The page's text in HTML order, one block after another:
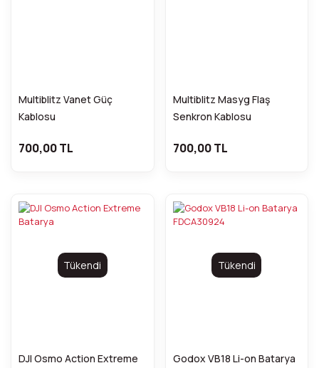
Multiblitz Vanet Güç
Kablosu
700,00 TL
Multiblitz Masyg Flaş
Senkron Kablosu
700,00 TL
Tükendi
DJI Osmo Action Extreme
Tükendi
Godox VB18 Li-on Batarya